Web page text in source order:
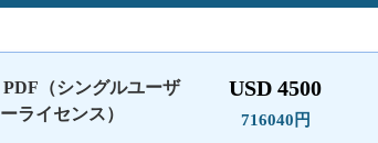
PDF（シングルユーザ
ーライセンス）
USD 4500
716040円